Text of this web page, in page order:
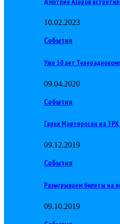
10.02.2023
События
Уже 30 лет
09.04.2020
События
Гарик Мартиросян на ТРК
09.12.2019
События
Разыгрываем билеты на
09.10.2019